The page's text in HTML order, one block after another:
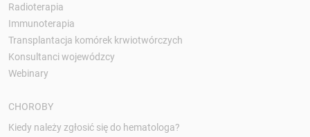
Radioterapia
Immunoterapia
Transplantacja komórek krwiotwórczych
Konsultanci wojewódzcy
Webinary
CHOROBY
Kiedy należy zgłosić się do hematologa?